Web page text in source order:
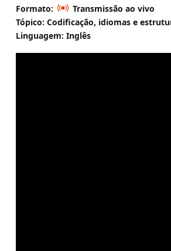
Formato:
Transmissão ao vivo
Tópico: Codificação, idiomas e
Linguagem: Inglês